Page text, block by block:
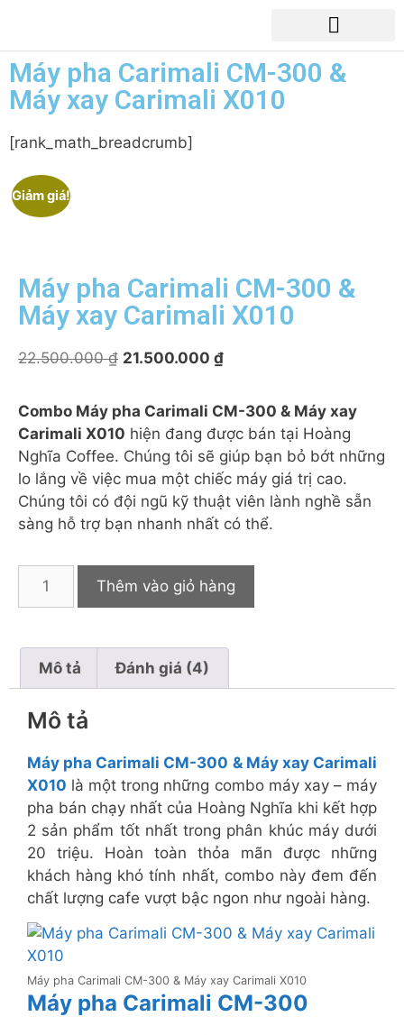
Máy pha Carimali CM-300 &
Máy xay Carimali X010
[rank_math_breadcrumb]
Giảm giá!
Máy pha Carimali CM-300 &
Máy xay Carimali X010
22.500.000₫ 21.500.000 ₫
Combo Máy pha Carimali CM-300 & Máy xay
Carimali X010 hiện đang được bán tại Hoàng
Nghĩa Coffee. Chúng tôi sẽ giúp bạn bỏ bớt những
lo lắng về việc mua một chiếc máy giá trị cao.
Chúng tôi có đội ngũ kỹ thuật viên lành nghề sẵn
sàng hỗ trợ bạn nhanh nhất có thể.
Thêm vào giỏ hàng
Mô tả Đánh giá (4)
Mô tả
Máy pha Carimali CM-300 & Máy xay Carimali
X010 là một trong những combo máy xay – máy
pha bán chạy nhất của Hoàng Nghĩa khi kết hợp
2 sản phẩm tốt nhất trong phân khúc máy dưới
20 triệu. Hoàn toàn thỏa mãn được những
khách hàng khó tính nhất, combo này đem đến
chất lượng cafe vượt bậc ngon như ngoài hàng.
Máy pha Carimali CM-300 & Máy xay Carimali X010
Máy pha Carimali CM-300